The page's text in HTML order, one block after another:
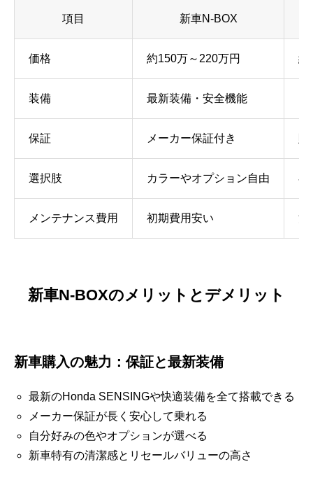
項目 新車N-BOX
価格 約150万～220万円 約
装備 最新装備・安全機能
保証 メーカー保証付き
選択肢 カラーやオプション自由 在
メンテナンス費用 初期費用安い 消
新車N-BOXのメリットとデメリット
新車購入の魅力：保証と最新装備
最新のHonda SENSINGや快適装備を全て搭載できる
メーカー保証が長く安心して乗れる
自分好みの色やオプションが選べる
新車特有の清潔感とリセールバリューの高さ